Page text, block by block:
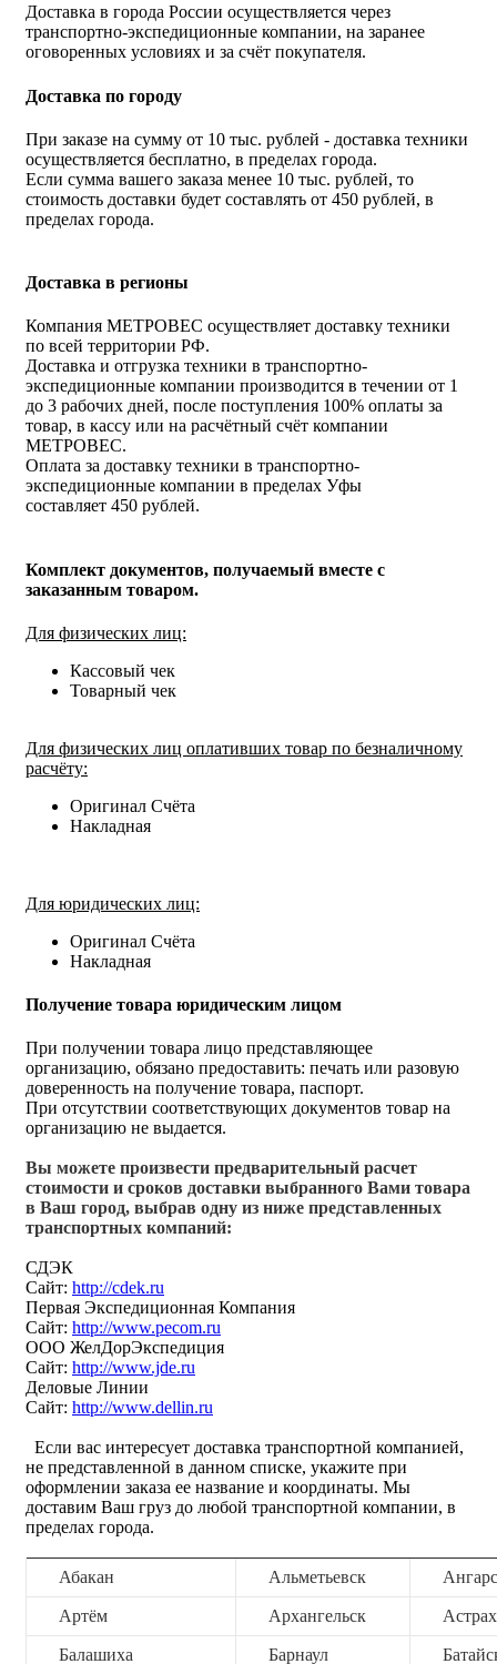
Доставка в города России осуществляется через
транспортно-экспедиционные компании, на заранее
оговоренных условиях и за счёт покупателя.
Доставка по городу
При заказе на сумму от 10 тыс. рублей - доставка техники
осуществляется бесплатно, в пределах города.
Если сумма вашего заказа менее 10 тыс. рублей, то
стоимость доставки будет составлять от 450 рублей, в
пределах города.
Доставка в регионы
Компания МЕТРОВЕС осуществляет доставку техники
по всей территории РФ.
Доставка и отгрузка техники в транспортно-
экспедиционные компании производится в течении от 1
до 3 рабочих дней, после поступления 100% оплаты за
товар, в кассу или на расчётный счёт компании
МЕТРОВЕС.
Оплата за доставку техники в транспортно-
экспедиционные компании в пределах Уфы
составляет 450 рублей.
Комплект документов, получаемый вместе с
заказанным товаром.
Для физических лиц:
Кассовый чек
Товарный чек
Для физических лиц оплативших товар по безналичному
расчёту:
Оригинал Счёта
Накладная
Для юридических лиц:
Оригинал Счёта
Накладная
Получение товара юридическим лицом
При получении товара лицо представляющее
организацию, обязано предоставить: печать или разовую
доверенность на получение товара, паспорт.
При отсутствии соответствующих документов товар на
организацию не выдается.
Вы можете произвести предварительный расчет
стоимости и сроков доставки выбранного Вами товара
в Ваш город, выбрав одну из ниже представленных
транспортных компаний:
СДЭК
Сайт: http://cdek.ru
Первая Экспедиционная Компания
Сайт: http://www.pecom.ru
ООО ЖелДорЭкспедиция
Сайт: http://www.jde.ru
Деловые Линии
Сайт: http://www.dellin.ru
Если вас интересует доставка транспортной компанией,
не представленной в данном списке, укажите при
оформлении заказа ее название и координаты. Мы
доставим Ваш груз до любой транспортной компании, в
пределах города.
Абакан Альметьевск
Артём Архангельск
Балашиха Барнаул